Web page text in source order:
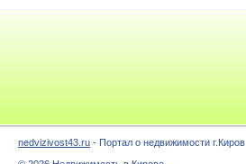
nedvizivost43.ru - Портал о недвижимости г.Киров